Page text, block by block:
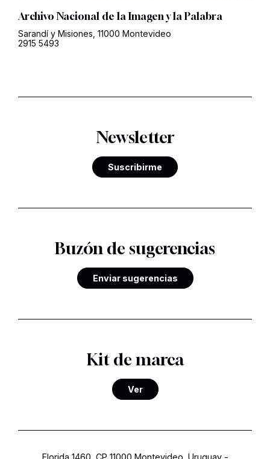
Archivo Nacional de la Imagen y la Palabra
Sarandí y Misiones, 11000 Montevideo
2915 5493
Newsletter
Suscribirme
Buzón de sugerencias
Enviar sugerencias
Kit de marca
Ver
Florida 1460, CP 11000 Montevideo, Uruguay-